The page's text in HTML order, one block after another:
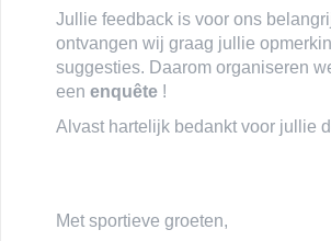
Jullie feedback is voor ons
ontvangen wij graag jullie
suggesties. Daarom organiseren
een enquête !
Alvast hartelijk bedankt voor jullie
Met sportieve groeten,